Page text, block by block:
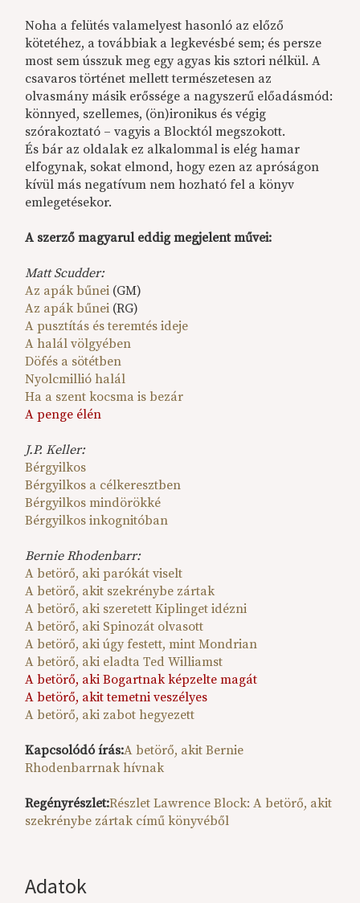
Adatok
Noha a felütés valamelyest hasonló az előző
kötetéhez, a továbbiak a legkevésbé sem; és persze
most sem ússzuk meg egy agyas kis sztori nélkül. A
csavaros történet mellett természetesen az
olvasmány másik erőssége a nagyszerű előadásmód:
könnyed, szellemes, (ön)ironikus és végig
szórakoztató – vagyis a Blocktól megszokott.
És bár az oldalak ez alkalommal is elég hamar
elfogynak, sokat elmond, hogy ezen az apróságon
kívül más negatívum nem hozható fel a könyv
emlegetésekor.
A szerző magyarul eddig megjelent művei:
Matt Scudder:
Az apák bűnei (GM)
Az apák bűnei (RG)
A pusztítás és teremtés ideje
A halál völgyében
Döfés a sötétben
Nyolcmillió halál
Ha a szent kocsma is bezár
A penge élén
J.P. Keller:
Bérgyilkos
Bérgyilkos a célkeresztben
Bérgyilkos mindörökké
Bérgyilkos inkognitóban
Bernie Rhodenbarr:
A betörő, aki parókát viselt
A betörő, akit szekrénybe zártak
A betörő, aki szeretett Kiplinget idézni
A betörő, aki Spinozát olvasott
A betörő, aki úgy festett, mint Mondrian
A betörő, aki eladta Ted Williamst
A betörő, aki Bogartnak képzelte magát
A betörő, akit temetni veszélyes
A betörő, aki zabot hegyezett
Kapcsolódó írás:A betörő, akit Bernie
Rhodenbarrnak hívnak
Regényrészlet:Részlet Lawrence Block: A betörő, akit
szekrénybe zártak című könyvéből